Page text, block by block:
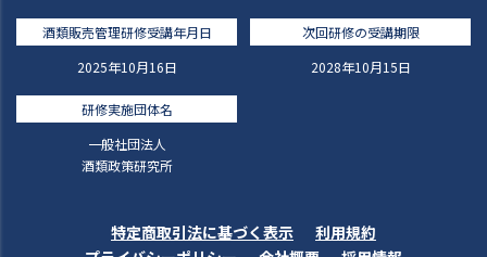
酒類販売管理研修受講年月日
2025年10月16日
次回研修の受講期限
2028年10月15日
研修実施団体名
一般社団法人
酒類政策研究所
特定商取引法に基づく表示
利用規約